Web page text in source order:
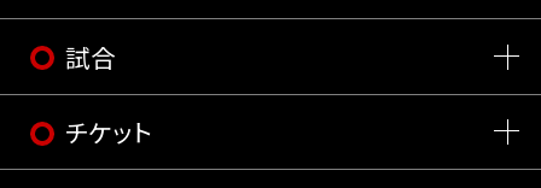
試合
チケット